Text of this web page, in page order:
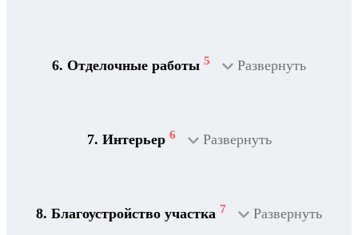
6. Отделочные работы 5 Развернуть
7. Интерьер 6 Развернуть
8. Благоустройство участка 7 Развернуть